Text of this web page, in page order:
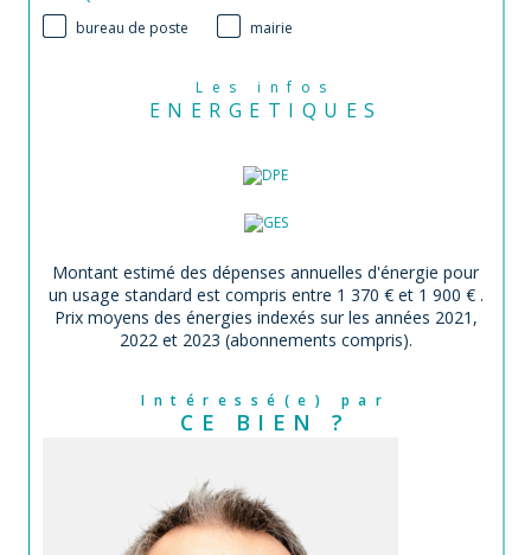
bureau de poste
mairie
Les infos
ENERGETIQUES
Montant estimé des dépenses annuelles d'énergie pour
un usage standard est compris entre 1 370 € et 1 900 € .
Prix moyens des énergies indexés sur les années 2021,
2022 et 2023 (abonnements compris).
Intéressé(e) par
CE BIEN ?